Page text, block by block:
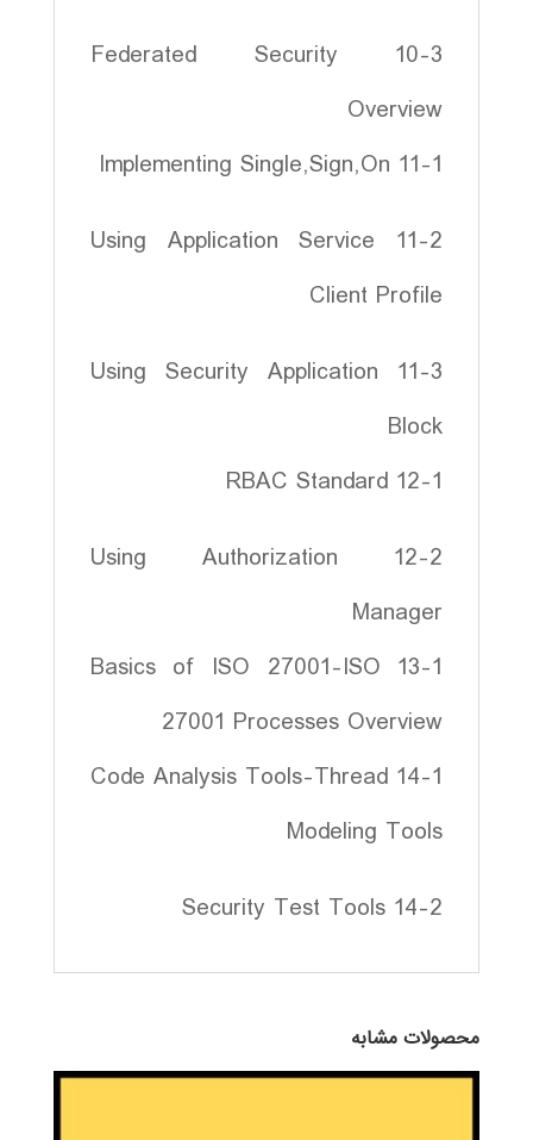
10-3 Federated Security
Overview
11-1 Implementing Single,Sign,On
11-2 Using Application Service
Client Profile
11-3 Using Security Application
Block
12-1 RBAC Standard
12-2 Using Authorization
Manager
13-1 Basics of ISO 27001-ISO
27001 Processes Overview
14-1 Code Analysis Tools-Thread
Modeling Tools
14-2 Security Test Tools
محصولات مشابه